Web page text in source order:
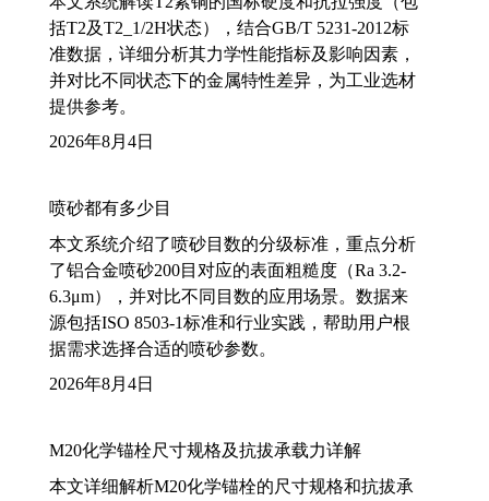
括T2及T2_1/2H状态），结合GB/T 5231-2012标
准数据，详细分析其力学性能指标及影响因素，
并对比不同状态下的金属特性差异，为工业选材
提供参考。
2026年8月4日
喷砂都有多少目
本文系统介绍了喷砂目数的分级标准，重点分析
了铝合金喷砂200目对应的表面粗糙度（Ra 3.2-
6.3μm），并对比不同目数的应用场景。数据来
源包括ISO 8503-1标准和行业实践，帮助用户根
据需求选择合适的喷砂参数。
2026年8月4日
M20化学锚栓尺寸规格及抗拔承载力详解
本文详细解析M20化学锚栓的尺寸规格和抗拔承